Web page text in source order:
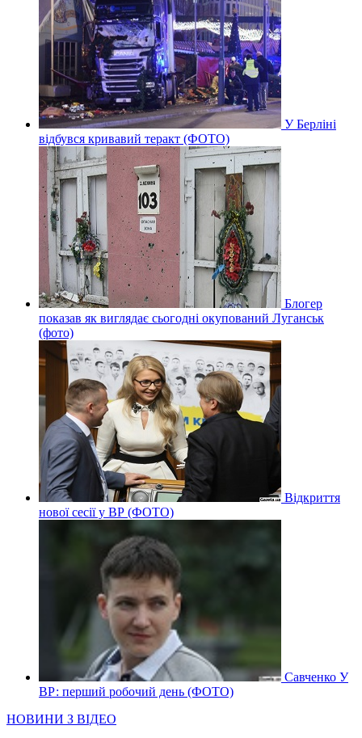
У Берліні
відбувся кривавий теракт (ФОТО)
Блогер
показав як виглядає сьогодні окупований Луганськ
(фото)
Відкриття
нової сесії у ВР (ФОТО)
Савченко У
ВР: перший робочий день (ФОТО)
НОВИНИ З ВІДЕО